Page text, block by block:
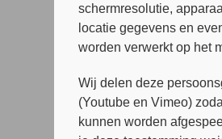
Betrokken bij de
REPAIR
Stuur e-mail
schermresolutie,
locatie gegevens en
worden verwerkt op het
Wij delen deze
(Youtube en Vimeo)
kunnen worden